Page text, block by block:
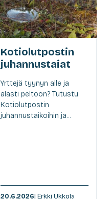
Kotiolutpostin
juhannustaiat
Yrttejä tyynyn alle ja
alasti peltoon? Tutustu
Kotiolutpostin
juhannustaikoihin ja...
20.6.2026| Erkki Ukkola